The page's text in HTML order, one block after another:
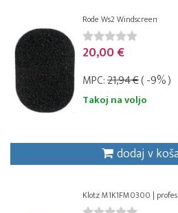
Rode Ws2 Windscreen
20,00 €
MPC:21,94 €( -9% )
Takoj na voljo
dodaj v
Klotz M1K1FM0300 |